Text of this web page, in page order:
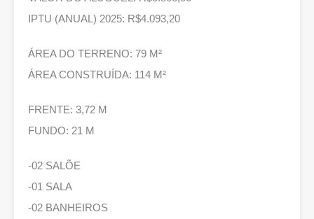
IPTU (ANUAL) 2025: R$4.093,20
ÁREA DO TERRENO: 79 M²
ÁREA CONSTRUÍDA: 114 M²
FRENTE: 3,72 M
FUNDO: 21 M
-02 SALÕE
-01 SALA
-02 BANHEIROS